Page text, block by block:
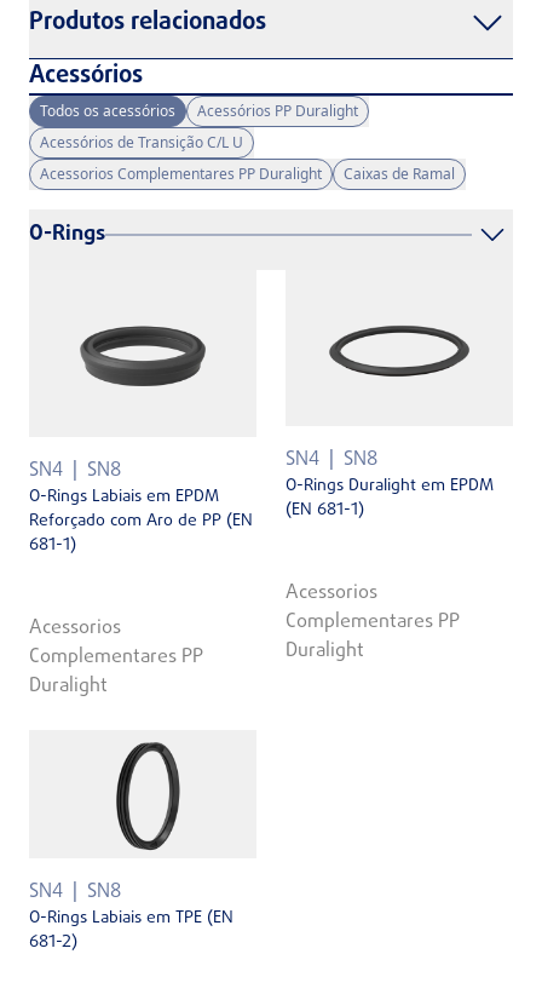
Produtos relacionados
Acessórios
Todos os acessórios
Acessórios PP Duralight
Acessórios de Transição C/L U
Acessorios Complementares PP Duralight
Caixas de Ramal
O-Rings
SN4 SN8
O-Rings Labiais em EPDM
Reforçado com Aro de PP (EN
681-1)
Acessorios
Complementares PP
Duralight
SN4 SN8
O-Rings Duralight em EPDM
(EN 681-1)
Acessorios
Complementares PP
Duralight
SN4 SN8
O-Rings Labiais em TPE (EN
681-2)